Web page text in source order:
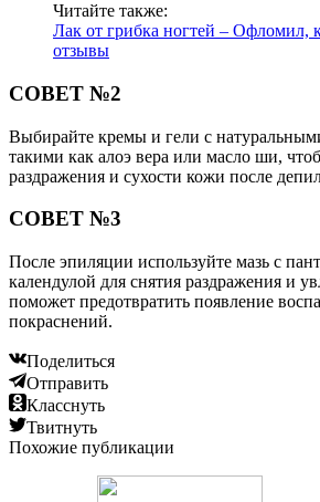
Читайте также:
Лак от грибка ногтей – Офломил,
отзывы
СОВЕТ №2
Выбирайте кремы и гели с
такими как алоэ вера или масло ши,
раздражения и сухости кожи после
СОВЕТ №3
После эпиляции используйте мазь с
календулой для снятия раздражения и
поможет предотвратить появление
покраснений.
Поделиться
Отправить
Класснуть
Твитнуть
Похожие публикации